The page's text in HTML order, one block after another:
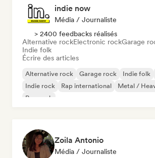
indie now
Média / Journaliste
> 2400 feedbacks réalisés
Alternative rockElectronic rockGarage
Indie folk
Écrire des articles
Alternative rock Garage rock Indie folk
Indie rock
Rap international
Metal /
Pop rock
Zoila Antonio
Média / Journaliste